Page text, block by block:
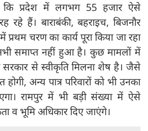
कि प्रदेश में लगभग 55 हजार ऐसे
रह रहे हैं। बाराबंकी, बहराइच, बिजनौर
चरण का कार्य पूरा किया जा रहा
समाप्त नहीं हुआ है। कुछ मामलों में
सरकार से स्वीकृति मिलना शेष है। जैसे
होगी, अन्य पात्र परिवारों को भी उनका
रामपुर में भी बड़ी संख्या में ऐसे
व भूमि अधिकार दिए जाएंगे।